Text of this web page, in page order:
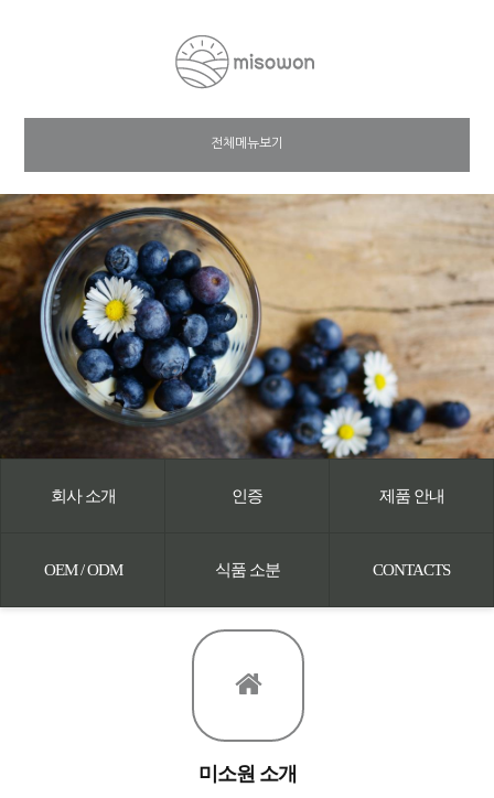
전체메뉴보기
회사 소개 인증 제품 안내
OEM / ODM 식품 소분 CONTACTS
미소원 소개